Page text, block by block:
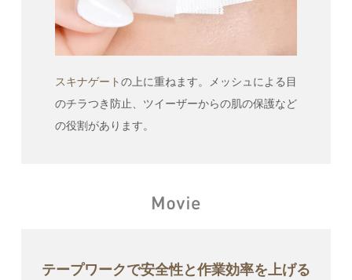
スキナゲートの上に重ねます。メッシュによる目
のチラつき防止、ツイーザーからの肌の保護など
の役割があります。
テープワークで安全性と作業効率を上げる